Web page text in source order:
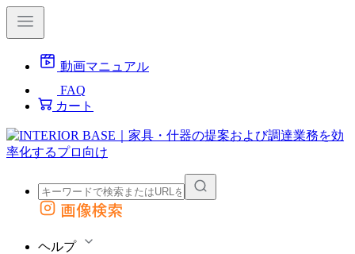
動画マニュアル
FAQ
カート
外部サイトの商品をカートに追加
画像検索
ヘルプ